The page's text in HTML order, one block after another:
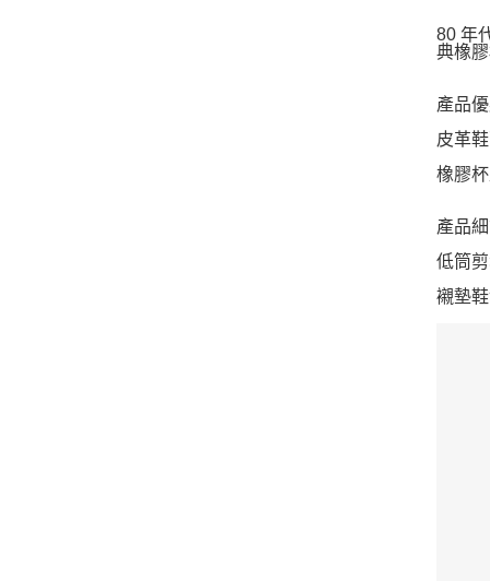
80 年
典橡
產品
皮革
橡膠
產品
低筒
襯墊